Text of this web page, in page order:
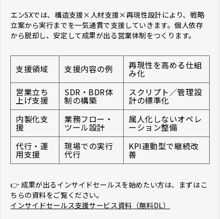
エンSXでは、構造支援×人材支援×再現性設計により、戦略
立案から実行までを一気通貫で支援していきます。個人依存
から脱却し、安定して成果が出る営業体制をつくります。
支援領域 支援内容の例 再現性を高める仕組
み化
営業立ち
上げ支援
SDR・BDR体
制の構築
スクリプト／管理設
計の標準化
内製化支
援
業務フロー・
ツール設計
属人化しないオペレ
ーション整備
代行・運
用支援
現場での実行
代行
KPI連動型で継続改
善
👉 成果が出るインサイドセールスを始めたい方は、まずはこ
ちらの資料をご覧ください。
インサイドセールス支援サービス資料（無料DL）